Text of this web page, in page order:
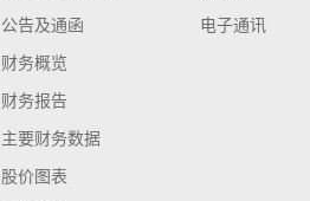
公告及通函
财务概览
财务报告
主要财务数据
股价图表
电子通讯